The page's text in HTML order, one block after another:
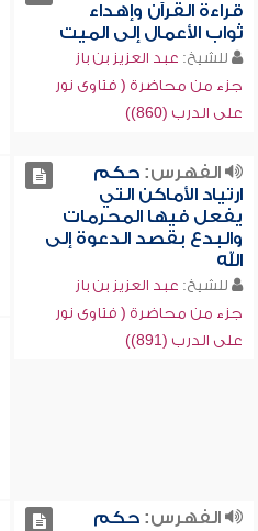
قراءة القرآن وإهداء
ثواب الأعمال إلى الميت
للشيخ: عبد العزيز بن باز
جزء من محاضرة ( فتاوى نور
على الدرب (860))
الفهرس:حكم
ارتياد الأماكن التي
يفعل فيها المحرمات
والبدع بقصد الدعوة إلى
الله
للشيخ: عبد العزيز بن باز
جزء من محاضرة ( فتاوى نور
على الدرب (891))
الفهرس:حكم